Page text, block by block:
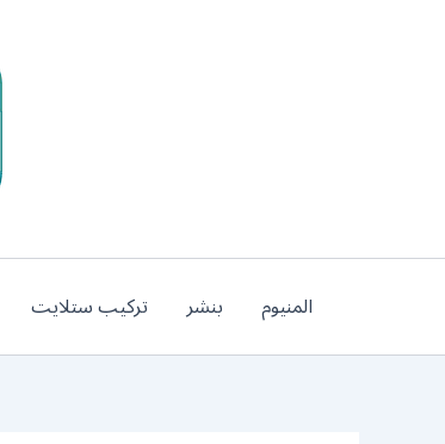
المنيوم بنشر تركيب ستلايت